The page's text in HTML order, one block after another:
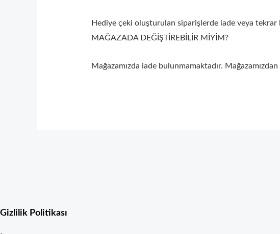
Hediye çeki oluşturulan siparişlerde iade veya
MAĞAZADA DEĞİŞTİREBİLİR MİYİM?
Mağazamızda iade bulunmamaktadır.
Gizlilik Politikası